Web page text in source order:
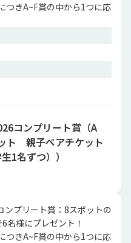
つきA~F賞の中から1つに応
コンプリート賞（A
ト 親子ペアチケット
1名ずつ））
ンプリート賞：8スポットの
名様にプレゼント！
つきA~F賞の中から1つに応